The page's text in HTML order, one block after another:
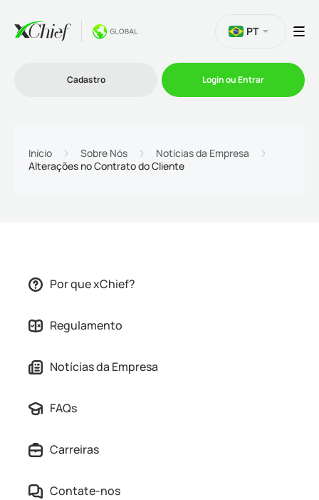
Parcerias
PT
Cadastro Login ou Entrar
Início Sobre Nós
Notícias da Empresa
Alterações no Contrato do Cliente
Por que xChief?
Regulamento
Notícias da Empresa
FAQs
Carreiras
Contate-nos